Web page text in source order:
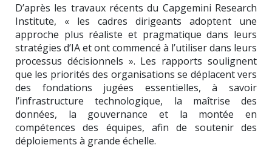
D’après les travaux récents du Capgemini Research
Institute, « les cadres dirigeants adoptent une
approche plus réaliste et pragmatique dans leurs
stratégies d’IA et ont commencé à l’utiliser dans leurs
processus décisionnels ». Les rapports soulignent
que les priorités des organisations se déplacent vers
des fondations jugées essentielles, à savoir
l’infrastructure technologique, la maîtrise des
données, la gouvernance et la montée en
compétences des équipes, afin de soutenir des
déploiements à grande échelle.